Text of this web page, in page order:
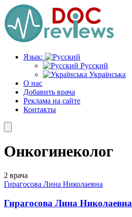
Перейти
к
содержимому
Язык:
Русский
Українська
О нас
Добавить врача
Реклама на сайте
Контакты
Онкогинеколог
2 врача
Гирагосова Лина Николаевна
Гирагосова Лина Николаевна